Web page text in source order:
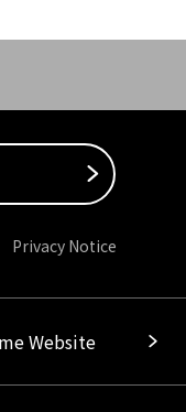
Privacy Notice
Website